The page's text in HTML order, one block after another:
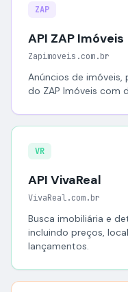
ZAP
API ZAP Imóveis
Zapimoveis.com.br
Anúncios de imóveis,
do ZAP Imóveis com
VR
API VivaReal
VivaReal.com.br
Busca imobiliária e
incluindo preços,
lançamentos.